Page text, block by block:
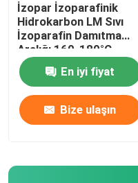
İzopar İzoparafinik
Hidrokarbon LM Sıvı
İzoparafin Damıtma
Aralığı 160-180°C
En iyi fiyat
Bize ulaşın